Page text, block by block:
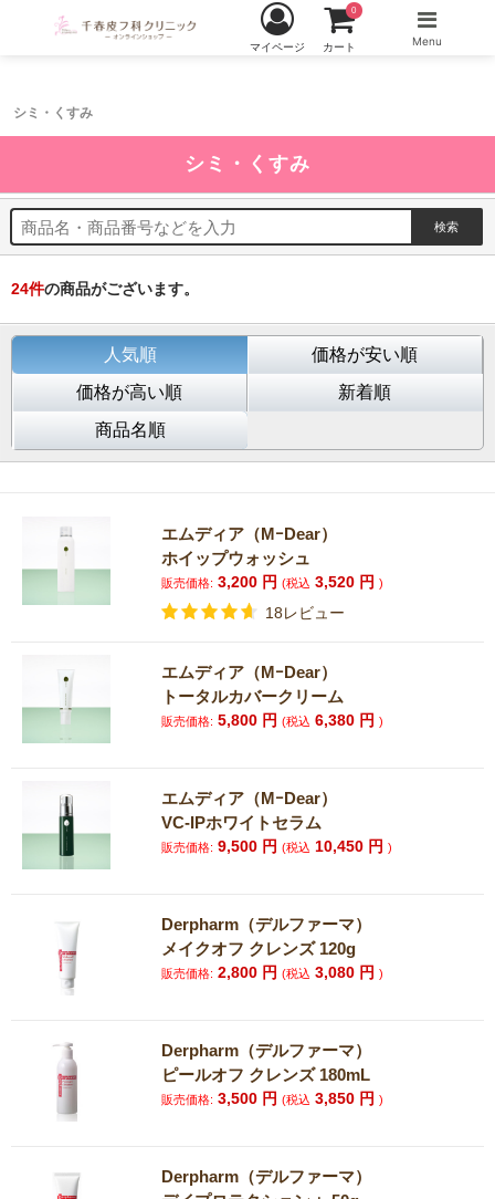
シミ・くすみ
マイページ カート
0
Menu
シミ・くすみ
24件の商品がございます。
人気順
価格が安い順
価格が高い順
新着順
商品名順
エムディア（MｰDear）
ホイップウォッシュ
販売価格: 3,200 円(税込 3,520 円)
18レビュー
エムディア（MｰDear）
トータルカバークリーム
販売価格: 5,800 円(税込 6,380 円)
エムディア（MｰDear）
VC-IPホワイトセラム
販売価格: 9,500 円(税込 10,450 円)
Derpharm（デルファーマ）
メイクオフ クレンズ 120g
販売価格: 2,800 円(税込 3,080 円)
Derpharm（デルファーマ）
ピールオフ クレンズ 180mL
販売価格: 3,500 円(税込 3,850 円)
Derpharm（デルファーマ）